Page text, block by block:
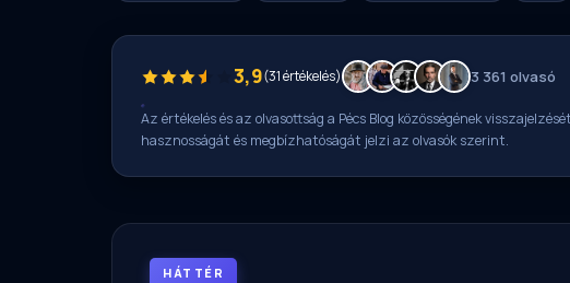
3,9(31 értékelés) 3 361 olvasó
Az értékelés és az olvasottság a Pécs Blog közösségének
hasznosságát és megbízhatóságát jelzi az olvasók szerint.
HÁTTÉR